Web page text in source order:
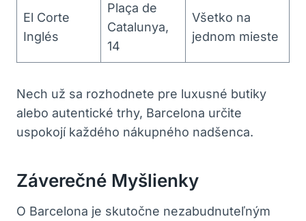
El Corte
Inglés
Plaça de
Catalunya,
14
Všetko na
jednom mieste
Nech už sa rozhodnete pre luxusné butiky
alebo autentické trhy, Barcelona určite
uspokojí každého nákupného nadšenca.
Záverečné Myšlienky
O Barcelona je skutočne nezabudnuteľným